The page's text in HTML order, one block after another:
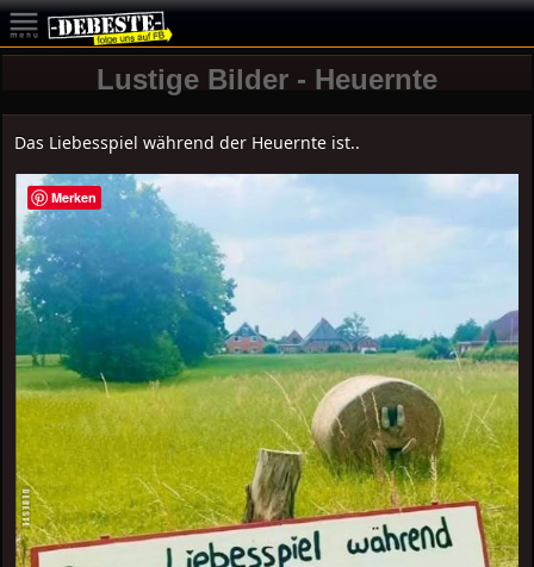
Lustige Bilder - Heuernte
Das Liebesspiel während der Heuernte ist..
Merken